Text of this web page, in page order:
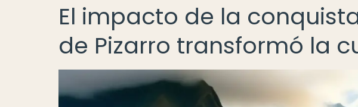
El impacto de la
de Pizarro transformó la